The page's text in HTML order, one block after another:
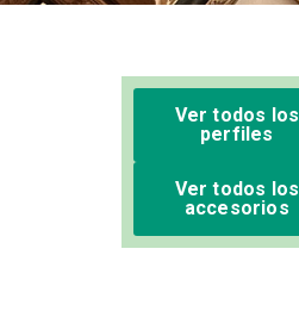
Ver todos los
perfiles
Ver todos los
accesorios